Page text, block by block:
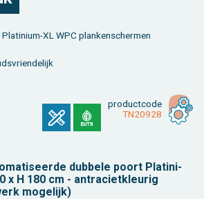
XL WPC plan­ken­scher­men
product­code
TN20928
dub­be­le poort Pla­ti­ni­
x H 180 cm - an­tra­ciet­kleu­rig
mo­ge­lijk)